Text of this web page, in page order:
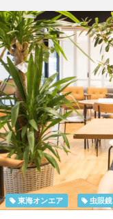
東海オンエア 虫眼鏡